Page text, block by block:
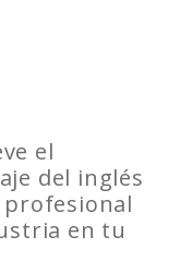
el
del inglés
profesional
en tu